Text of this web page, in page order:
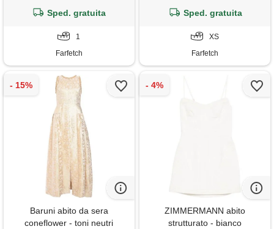
Sped. gratuita
1
Farfetch
Sped. gratuita
XS
Farfetch
Baruni abito da sera
coneflower - toni neutri
ZIMMERMANN abito
strutturato - bianco